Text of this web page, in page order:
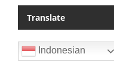
Translate
Indonesian